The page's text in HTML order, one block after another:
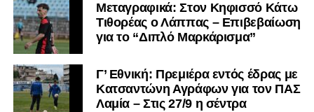
Μεταγραφικά: Στον Κηφισσό Κάτω
Τιθορέας ο Λάππας – Επιβεβαίωση
για το “Διπλό Μαρκάρισμα”
Γ’ Εθνική: Πρεμιέρα εντός έδρας με
Κατσαντώνη Αγράφων για τον ΠΑΣ
Λαμία – Στις 27/9 η σέντρα